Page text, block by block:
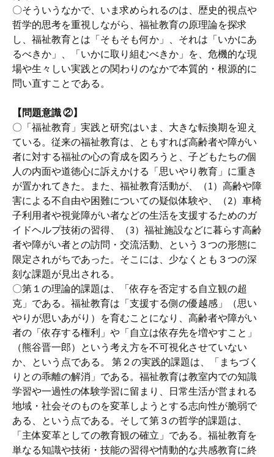
〇そういうなかで、いま求められるのは、歴史的視点や
哲学的思考を重視しながら、福祉教育の原理論を探求
し、福祉教育とは「そもそも何か」、それは「いかにあ
るべきか」、「いかに取り組むべきか」を、危機的な現
場や生々しい実践との関わりのなかで本質的・根源的に
問い直すことである。
【問題意識 ②】
〇「福祉教育」実践と研究はいま、大きな転換期を迎え
ている。従来の福祉教育は、ともすれば高齢者や障がい
者に対する福祉の心の育成を図ろうと、子どもたちの個
人の内面や道徳心に訴えかける「思いやり教育」に重き
が置かれてきた。また、福祉教育活動が、（1）高齢や障
害による不自由や困難についての疑似体験や、（2）車椅
子利用者や視覚障がい者などの生活を支援するためのガ
イドヘルプ技術の習得、（3）福祉施設などに暮らす高齢
者や障がい者との訪問・交流活動、という３つの形態に
限定されがちであった。そこには、少なくとも３つの深
刻な課題が見出される。
〇第１の理論的課題は、「依存を否定する自立観の超
克」である。福祉教育は「支援する側の優越感」（思い
やりが思いあがり）を育むことになり、高齢者や障がい
者の「依存する権利」や「自立は依存先を増やすこと」
（熊谷晋一郎）という考え方を不可視化させていない
か、という点である。 第２の実践的課題は、「まちづく
りとの乖離の解消」である。福祉教育は教室内での知識
学習や一過性の体験学習に留まり、日常生活が営まれる
地域・社会そのものを変革しようとする志向性が脆弱で
ある、という点である。そして第３の哲学的課題は、
「主体変革としての教育観の確立」である。福祉教育を
単なる知識や技術・技能の習得や情動的な共感教育に終